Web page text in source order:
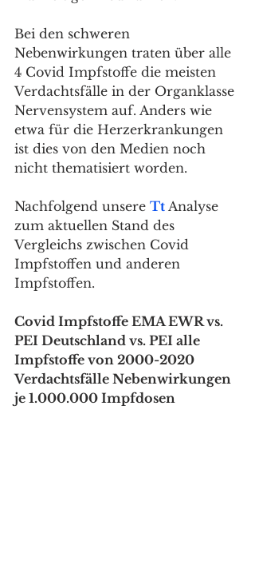
Bei den schweren
Nebenwirkungen traten über alle
4 Covid Impfstoffe die meisten
Verdachtsfälle in der Organklasse
Nervensystem auf. Anders wie
etwa für die Herzerkrankungen
ist dies von den Medien noch
nicht thematisiert worden.
Nachfolgend unsere Tt Analyse
zum aktuellen Stand des
Vergleichs zwischen Covid
Impfstoffen und anderen
Impfstoffen.
Covid Impfstoffe EMA EWR vs.
PEI Deutschland vs. PEI alle
Impfstoffe von 2000-2020
Verdachtsfälle Nebenwirkungen
je 1.000.000 Impfdosen